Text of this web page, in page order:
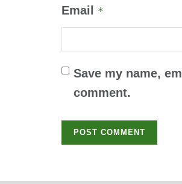
Email *
Save my name,
comment.